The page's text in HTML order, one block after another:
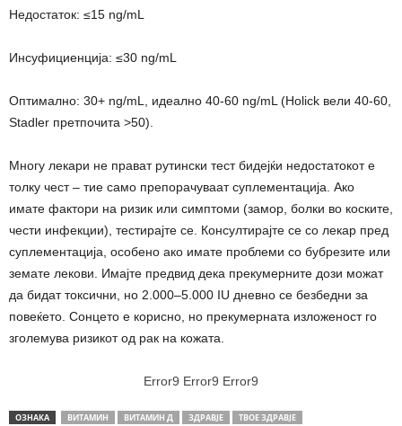
Недостаток: ≤15 ng/mL
Инсуфициенција: ≤30 ng/mL
Оптимално: 30+ ng/mL, идеално 40-60 ng/mL (Holick вели 40-60,
Stadler претпочита >50).
Многу лекари не прават рутински тест бидејќи недостатокот е
толку чест – тие само препорачуваат суплементација. Ако
имате фактори на ризик или симптоми (замор, болки во коските,
чести инфекции), тестирајте се. Консултирајте се со лекар пред
суплементација, особено ако имате проблеми со бубрезите или
земате лекови. Имајте предвид дека прекумерните дози можат
да бидат токсични, но 2.000–5.000 IU дневно се безбедни за
повеќето. Сонцето е корисно, но прекумерната изложеност го
зголемува ризикот од рак на кожата.
Error9 Error9 Error9
ОЗНАКА ВИТАМИН ВИТАМИН Д ЗДРАВЈЕ ТВОЕ ЗДРАВЈЕ